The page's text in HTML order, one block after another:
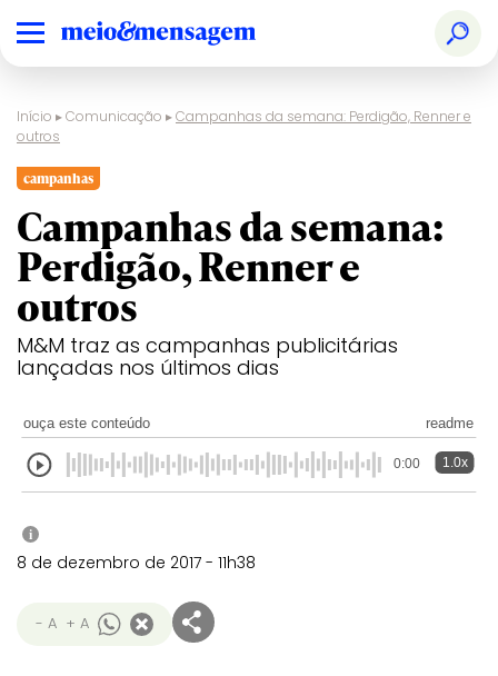
Início ▸Comunicação ▸Campanhas da semana: Perdigão, Renner e
outros
campanhas
Campanhas da semana:
Perdigão, Renner e
outros
M&M traz as campanhas publicitárias
lançadas nos últimos dias
ouça este conteúdo readme
0:00 1.0x
i
8 de dezembro de 2017 - 11h38
- A + A